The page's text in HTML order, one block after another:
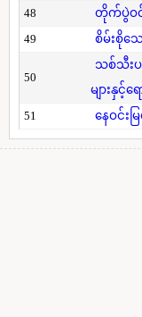
48 တိုက်ပွဲဝင်
49
စိမ်းစိုသ
50
သစ်သီးပ
များနှင့်
51
နေဝင်း